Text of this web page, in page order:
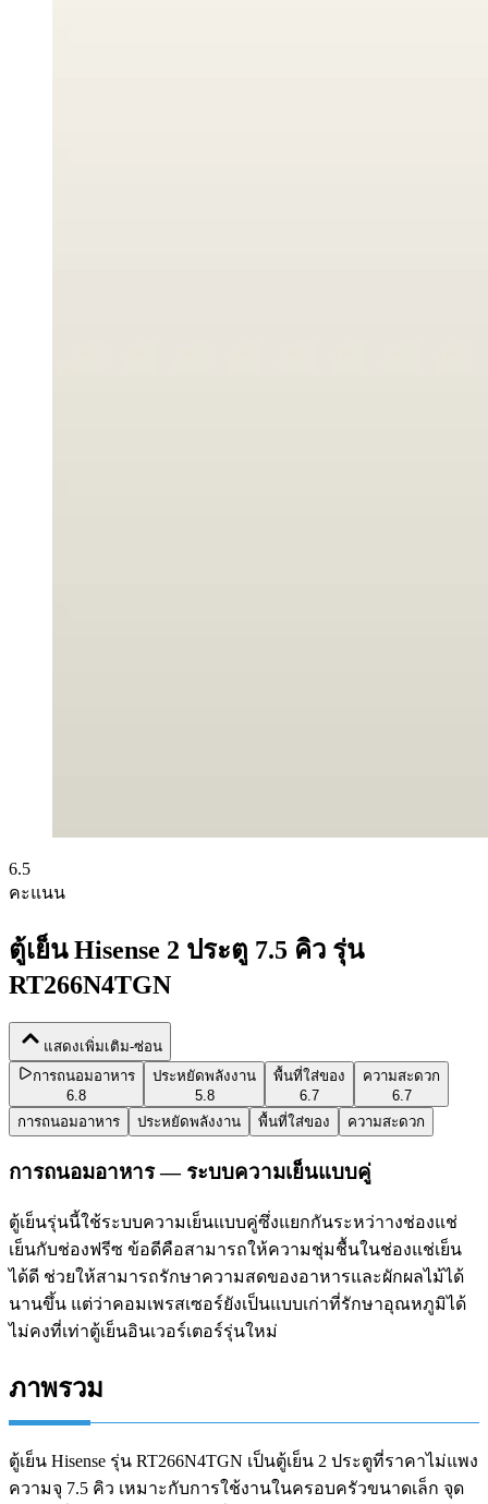
6.5
คะแนน
ตู้เย็น Hisense 2 ประตู 7.5 คิว รุ่น
RT266N4TGN
แสดงเพิ่มเติม-ซ่อน
การถนอมอาหาร
6.8
ประหยัดพลังงาน
5.8
พื้นที่ใส่ของ
6.7
ความสะดวก
6.7
การถนอมอาหาร
ประหยัดพลังงาน พื้นที่ใส่ของ ความสะดวก
การถนอมอาหาร — ระบบความเย็นแบบคู่
ตู้เย็นรุ่นนี้ใช้ระบบความเย็นแบบคู่ซึ่งแยกกันระหว่าางช่องแช่
เย็นกับช่องฟรีซ ข้อดีคือสามารถให้ความชุ่มชื้นในช่องแช่เย็น
ได้ดี ช่วยให้สามารถรักษาความสดของอาหารและผักผลไม้ได้
นานขึ้น แต่ว่าคอมเพรสเซอร์ยังเป็นแบบเก่าที่รักษาอุณหภูมิได้
ไม่คงที่เท่าตู้เย็นอินเวอร์เตอร์รุ่นใหม่
ภาพรวม
ตู้เย็น Hisense รุ่น RT266N4TGN เป็นตู้เย็น 2 ประตูที่ราคาไม่แพง
ความจุ 7.5 คิว เหมาะกับการใช้งานในครอบครัวขนาดเล็ก จุด